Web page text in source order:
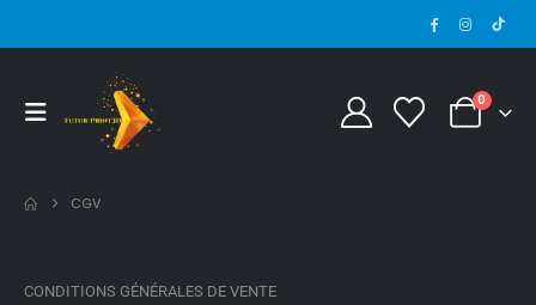
0
CGV
CONDITIONS GÉNÉRALES DE VENTE